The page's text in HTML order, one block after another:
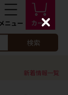
検索
新着情報一覧
C
l
s